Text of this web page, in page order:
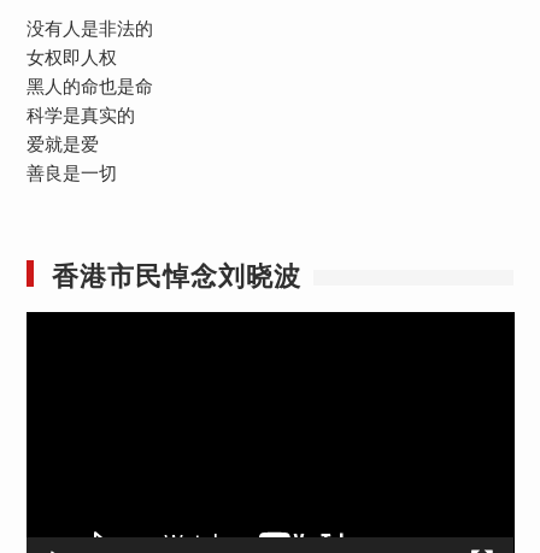
没有人是非法的
女权即人权
黑人的命也是命
科学是真实的
爱就是爱
善良是一切
香港市民悼念刘晓波